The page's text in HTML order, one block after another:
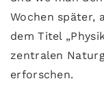
Wochen später,
dem Titel
zentralen
erforschen.